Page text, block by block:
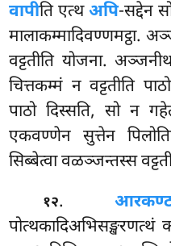
वापीति एत्थअपि-सद्देन
मालाकम्मादिवण्णमट्ठा.
वट्टतीति योजना.
चित्तकम्मं न वट्टतीति
पाठो दिस्सति, सो न
एकवण्णेन सुत्तेन
सिब्बेत्वा वळञ्जन्तस्स
१२.